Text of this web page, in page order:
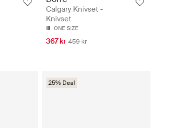
Calgary Knivset -
Knivset
ONE SIZE
367 kr 459 kr
25% Deal